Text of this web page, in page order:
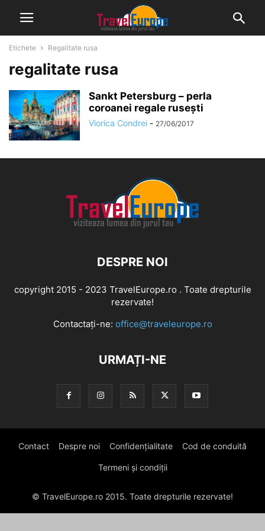
Etichete Regalitate rusa
regalitate rusa
Sankt Petersburg – perla
coroanei regale rusești
Viorica Condrei - 27/06/2017
DESPRE NOI
copyright 2015 - 2023 TravelEurope.ro . Toate drepturile
rezervate!
Contactați-ne: office@traveleurope.ro
URMAȚI-NE
Contact Despre noi Confidențialitate Cod de conduită
Termeni și condiții
© TravelEurope.ro 2015. Toate drepturile rezervate!